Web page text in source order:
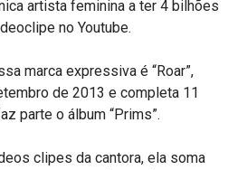
artista feminina a ter 4 bilhões
no Youtube.
marca expressiva é “Roar”,
de 2013 e completa 11
parte o álbum “Prims”.
clipes da cantora, ela soma